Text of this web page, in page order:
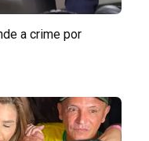
a crime por